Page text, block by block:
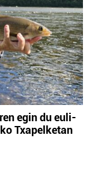
egin du euli-
Txapelketan